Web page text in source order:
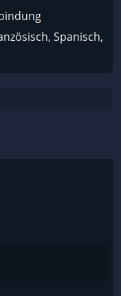
Spanisch,